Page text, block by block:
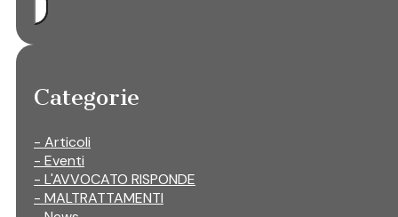
Categorie
- Articoli
- Eventi
- L'AVVOCATO RISPONDE
- MALTRATTAMENTI